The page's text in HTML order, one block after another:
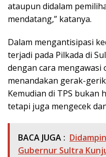
ataupun didalam
mendatang,” katanya.
Dalam mengantisipasi
terjadi pada Pilkada di
dengan cara
menandakan gerak-
Kemudian di TPS bukan
tetapi juga mengecek
BACA JUGA :
Gubernur Sultra